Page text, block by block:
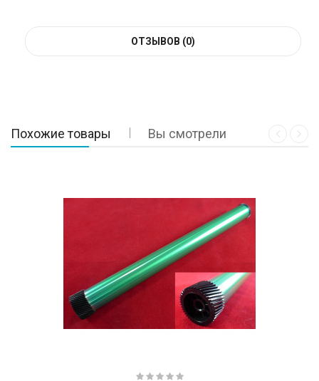
ОТЗЫВОВ (0)
Похожие товары Вы смотрели